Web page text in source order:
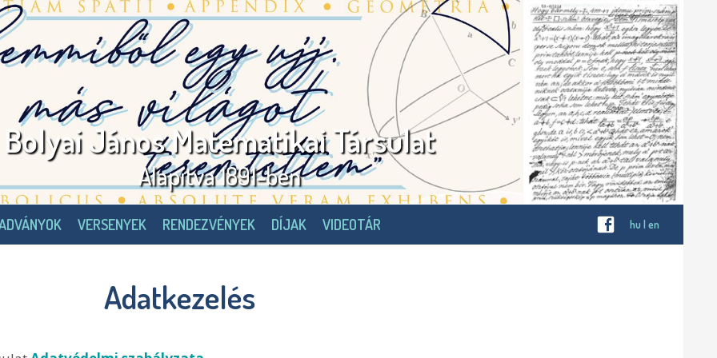
Bolyai János Matematikai Társulat
Alapítva 1891-ben
VERSENYEK RENDEZVÉNYEK DÍJAK VIDEOTÁR hu | en
Adatkezelés